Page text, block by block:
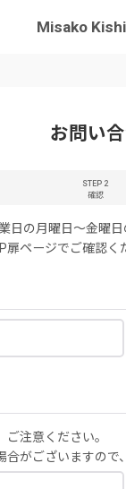
Misako
お問い
STEP 2
確認
日の月曜日〜金曜
ページでご確認く
注意ください。
がございますので